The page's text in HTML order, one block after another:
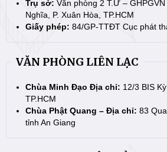
Trụ sở: Văn phòng 2 T.Ư –
Nghĩa, P. Xuân Hòa, TP.HCM
Giấy phép: 84/GP-TTĐT Cục phát
VĂN PHÒNG LIÊN LẠC
Chùa Minh Đạo Địa chỉ: 12/3 BIS
TP.HCM
Chùa Phật Quang – Địa chỉ: 83
tỉnh An Giang